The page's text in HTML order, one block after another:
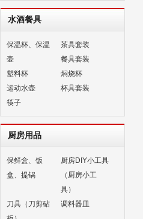
水酒餐具
保温杯、保温
壶
茶具套装
餐具套装
塑料杯
焖烧杯
运动水壶
杯具套装
筷子
厨房用品
保鲜盒、饭
盒、提锅
厨房DIY小工具
（厨房小工
具）
刀具（刀剪砧
调料器皿